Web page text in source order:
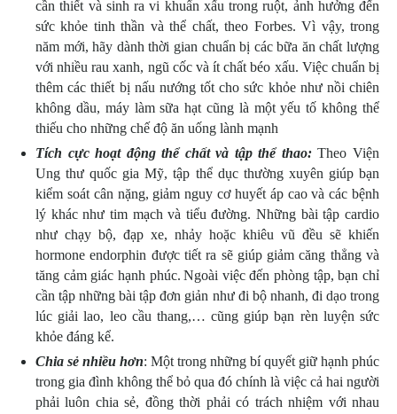
cần thiết và sinh ra vi khuẩn xấu trong ruột, ảnh hưởng đến
sức khỏe tinh thần và thể chất, theo Forbes. Vì vậy, trong
năm mới, hãy dành thời gian chuẩn bị các bữa ăn chất lượng
với nhiều rau xanh, ngũ cốc và ít chất béo xấu. Việc chuẩn bị
thêm các thiết bị nấu nướng tốt cho sức khỏe như nồi chiên
không dầu, máy làm sữa hạt cũng là một yếu tố không thể
thiếu cho những chế độ ăn uống lành mạnh
Tích cực hoạt động thể chất và tập thể thao:Theo Viện
Ung thư quốc gia Mỹ, tập thể dục thường xuyên giúp bạn
kiểm soát cân nặng, giảm nguy cơ huyết áp cao và các bệnh
lý khác như tim mạch và tiểu đường. Những bài tập cardio
như chạy bộ, đạp xe, nhảy hoặc khiêu vũ đều sẽ khiến
hormone endorphin được tiết ra sẽ giúp giảm căng thẳng và
tăng cảm giác hạnh phúc. Ngoài việc đến phòng tập, bạn chỉ
cần tập những bài tập đơn giản như đi bộ nhanh, đi dạo trong
lúc giải lao, leo cầu thang,… cũng giúp bạn rèn luyện sức
khỏe đáng kể.
Chia sẻ nhiều hơn: Một trong những bí quyết giữ hạnh phúc
trong gia đình không thể bỏ qua đó chính là việc cả hai người
phải luôn chia sẻ, đồng thời phải có trách nhiệm với nhau